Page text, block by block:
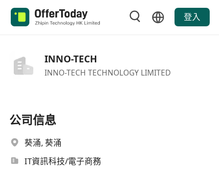
登入
INNO-TECH
INNO-TECH TECHNOLOGY LIMITED
公司信息
葵涌, 葵涌
IT資訊科技/電子商務